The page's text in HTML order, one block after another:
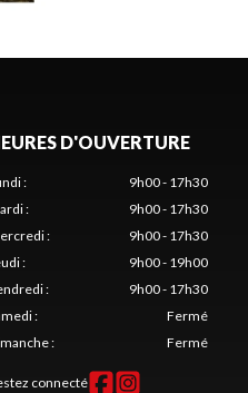
D'OUVERTURE
:
9h00 - 17h30
:
9h00 - 17h30
:
9h00 - 17h30
:
9h00 - 19h00
:
9h00 - 17h30
:
Fermé
: Fermé
connecté